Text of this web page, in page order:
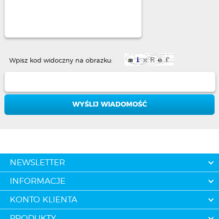
Wpisz kod widoczny na obrazku:
NEWSLETTER
INFORMACJE
KONTO KLIENTA